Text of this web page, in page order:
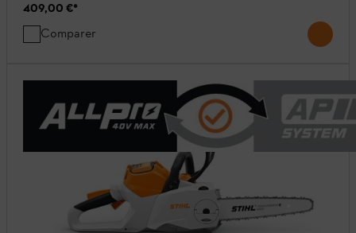
409,00 €*
Comparer